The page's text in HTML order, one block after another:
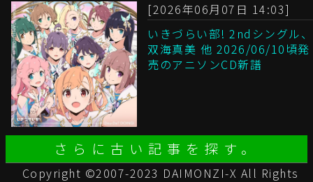
[2026年06月07日 14:03]
いきづらい部! 2ndシングル、
双海真美 他 2026/06/10頃発
売のアニソンCD新譜
さらに古い記事を探す。
Copyright ©2007-2023 DAIMONZI-X All Rights